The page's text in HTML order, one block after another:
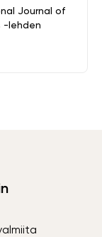
Journal of
-lehden